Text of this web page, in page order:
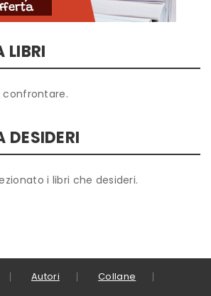
LIBRI
confrontare.
DESIDERI
i libri che desideri.
Autori
Collane